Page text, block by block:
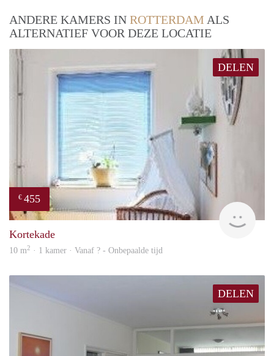
ANDERE KAMERS IN ROTTERDAM ALS
ALTERNATIEF VOOR DEZE LOCATIE
DELEN
€ 455
Kortekade
10 m2 · 1 kamer · Vanaf ? - Onbepaalde tijd
DELEN